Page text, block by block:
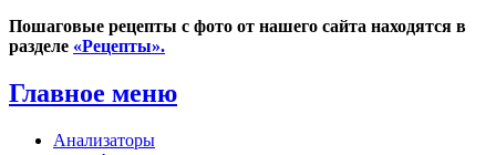
Пошаговые рецепты с фото от нашего сайта находятся в
разделе «Рецепты».
Главное меню
Анализаторы